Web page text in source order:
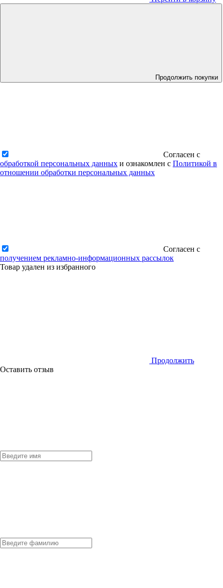
Продолжить покупки
Согласен с
обработкой персональных данных и ознакомлен с Политикой в
отношении обработки персональных данных
Согласен с
получением рекламно-информационных рассылок
Товар удален из избранного
Продолжить
Оставить отзыв